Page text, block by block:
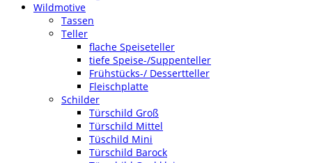
Wildmotive
Tassen
Teller
flache Speiseteller
tiefe Speise-/Suppenteller
Frühstücks-/ Dessertteller
Fleischplatte
Schilder
Türschild Groß
Türschild Mittel
Tüschild Mini
Türschild Barock